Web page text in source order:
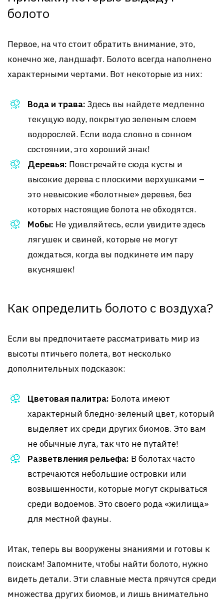
болото
Первое, на что стоит обратить внимание, это,
конечно же, ландшафт. Болото всегда наполнено
характерными чертами. Вот некоторые из них:
Вода и трава: Здесь вы найдете медленно
текущую воду, покрытую зеленым слоем
водорослей. Если вода словно в сонном
состоянии, это хороший знак!
Деревья: Повстречайте сюда кусты и
высокие дерева с плоскими верхушками –
это невысокие «болотные» деревья, без
которых настоящие болота не обходятся.
Мобы: Не удивляйтесь, если увидите здесь
лягушек и свиней, которые не могут
дождаться, когда вы подкинете им пару
вкусняшек!
Как определить болото с воздуха?
Если вы предпочитаете рассматривать мир из
высоты птичьего полета, вот несколько
дополнительных подсказок:
Цветовая палитра: Болота имеют
характерный бледно-зеленый цвет, который
выделяет их среди других биомов. Это вам
не обычные луга, так что не путайте!
Разветвления рельефа: В болотах часто
встречаются небольшие островки или
возвышенности, которые могут скрываться
среди водоемов. Это своего рода «жилища»
для местной фауны.
Итак, теперь вы вооружены знаниями и готовы к
поискам! Запомните, чтобы найти болото, нужно
видеть детали. Эти славные места прячутся среди
множества других биомов, и лишь внимательно